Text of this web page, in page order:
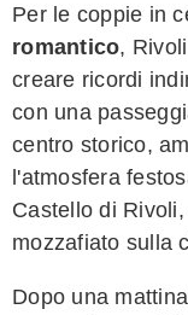
Per le coppie in
romantico,
creare ricordi
con una
centro storico,
l'atmosfera
Castello di
mozzafiato sulla
Dopo una